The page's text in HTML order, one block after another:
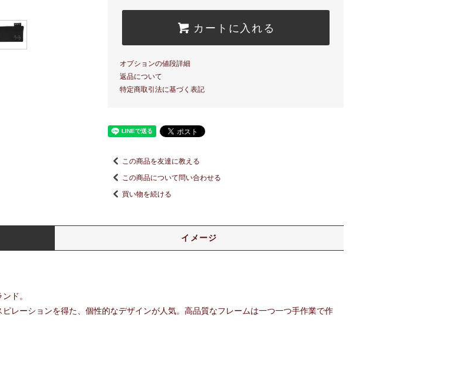
カートに入れる
オプションの値段詳細
返品について
特定商取引法に基づく表記
この商品を友達に教える
この商品について問い合わせる
買い物を続ける
イメージ
ド。
レーションを得た、個性的なデザインが人気。高品質なフレームは一つ一つ手作業で作